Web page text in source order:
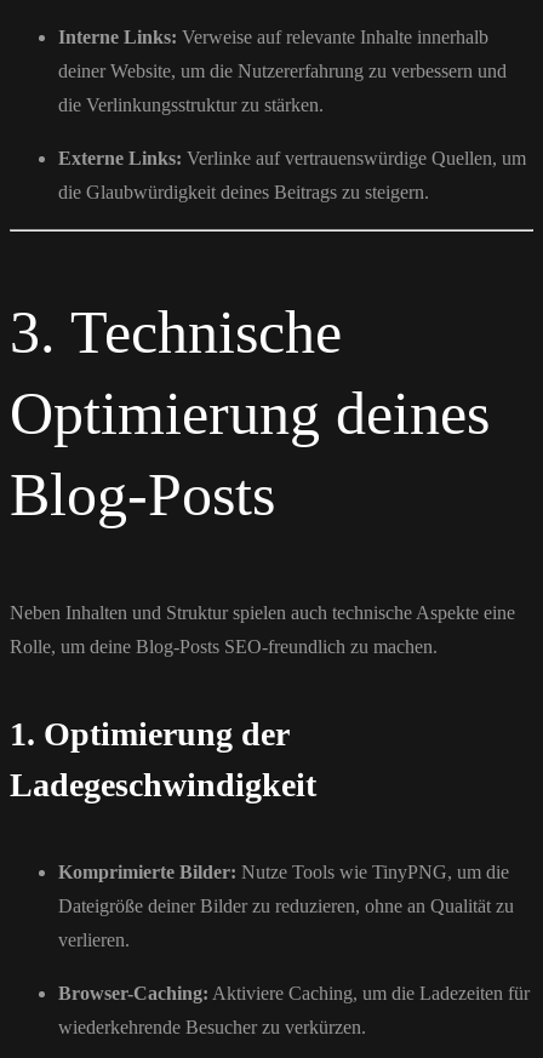
Interne Links: Verweise auf relevante Inhalte innerhalb
deiner Website, um die Nutzererfahrung zu verbessern und
die Verlinkungsstruktur zu stärken.
Externe Links: Verlinke auf vertrauenswürdige Quellen, um
die Glaubwürdigkeit deines Beitrags zu steigern.
3. Technische
Optimierung deines
Blog-Posts
Neben Inhalten und Struktur spielen auch technische Aspekte eine
Rolle, um deine Blog-Posts SEO-freundlich zu machen.
1. Optimierung der
Ladegeschwindigkeit
Komprimierte Bilder: Nutze Tools wie TinyPNG, um die
Dateigröße deiner Bilder zu reduzieren, ohne an Qualität zu
verlieren.
Browser-Caching: Aktiviere Caching, um die Ladezeiten für
wiederkehrende Besucher zu verkürzen.